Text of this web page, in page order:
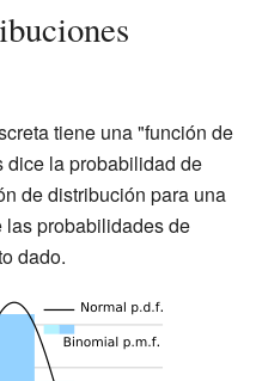
tiene una "función de
dice la probabilidad de
de distribución para una
las probabilidades de
dado.